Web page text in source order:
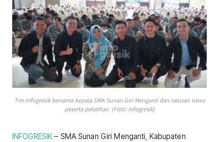
Tim Infogresik bersama Kepala SMA Sunan Giri Menganti dan ratusan siswa
peserta pelatihan. (Foto: Infogresik)
INFOGRESIK – SMA Sunan Giri Menganti, Kabupaten